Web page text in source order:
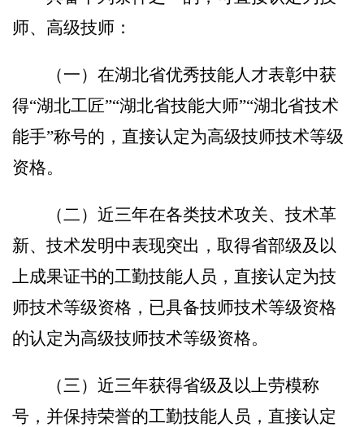
师、高级技师：
（一）在湖北省优秀技能人才表彰中获
得“湖北工匠”“湖北省技能大师”“湖北省技术
能手”称号的，直接认定为高级技师技术等级
资格。
（二） 近三年在各类技术攻关、技术革
新、技术发明中表现突出，取得省部级及以
上成果证书的工勤技能人员，直接认定为技
师技术等级资格，已具备技师技术等级资格
的认定为高级技师技术等级资格。
（三） 近三年获得省级及以上劳模称
号，并保持荣誉的工勤技能人员，直接认定